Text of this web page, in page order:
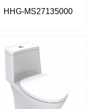
HHG-MS27135000